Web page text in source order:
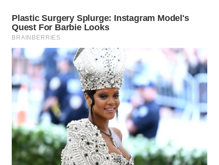
WN
LIKUPANG
WN
LABUANBAJO
WN
BORNEO
Wahana
Media